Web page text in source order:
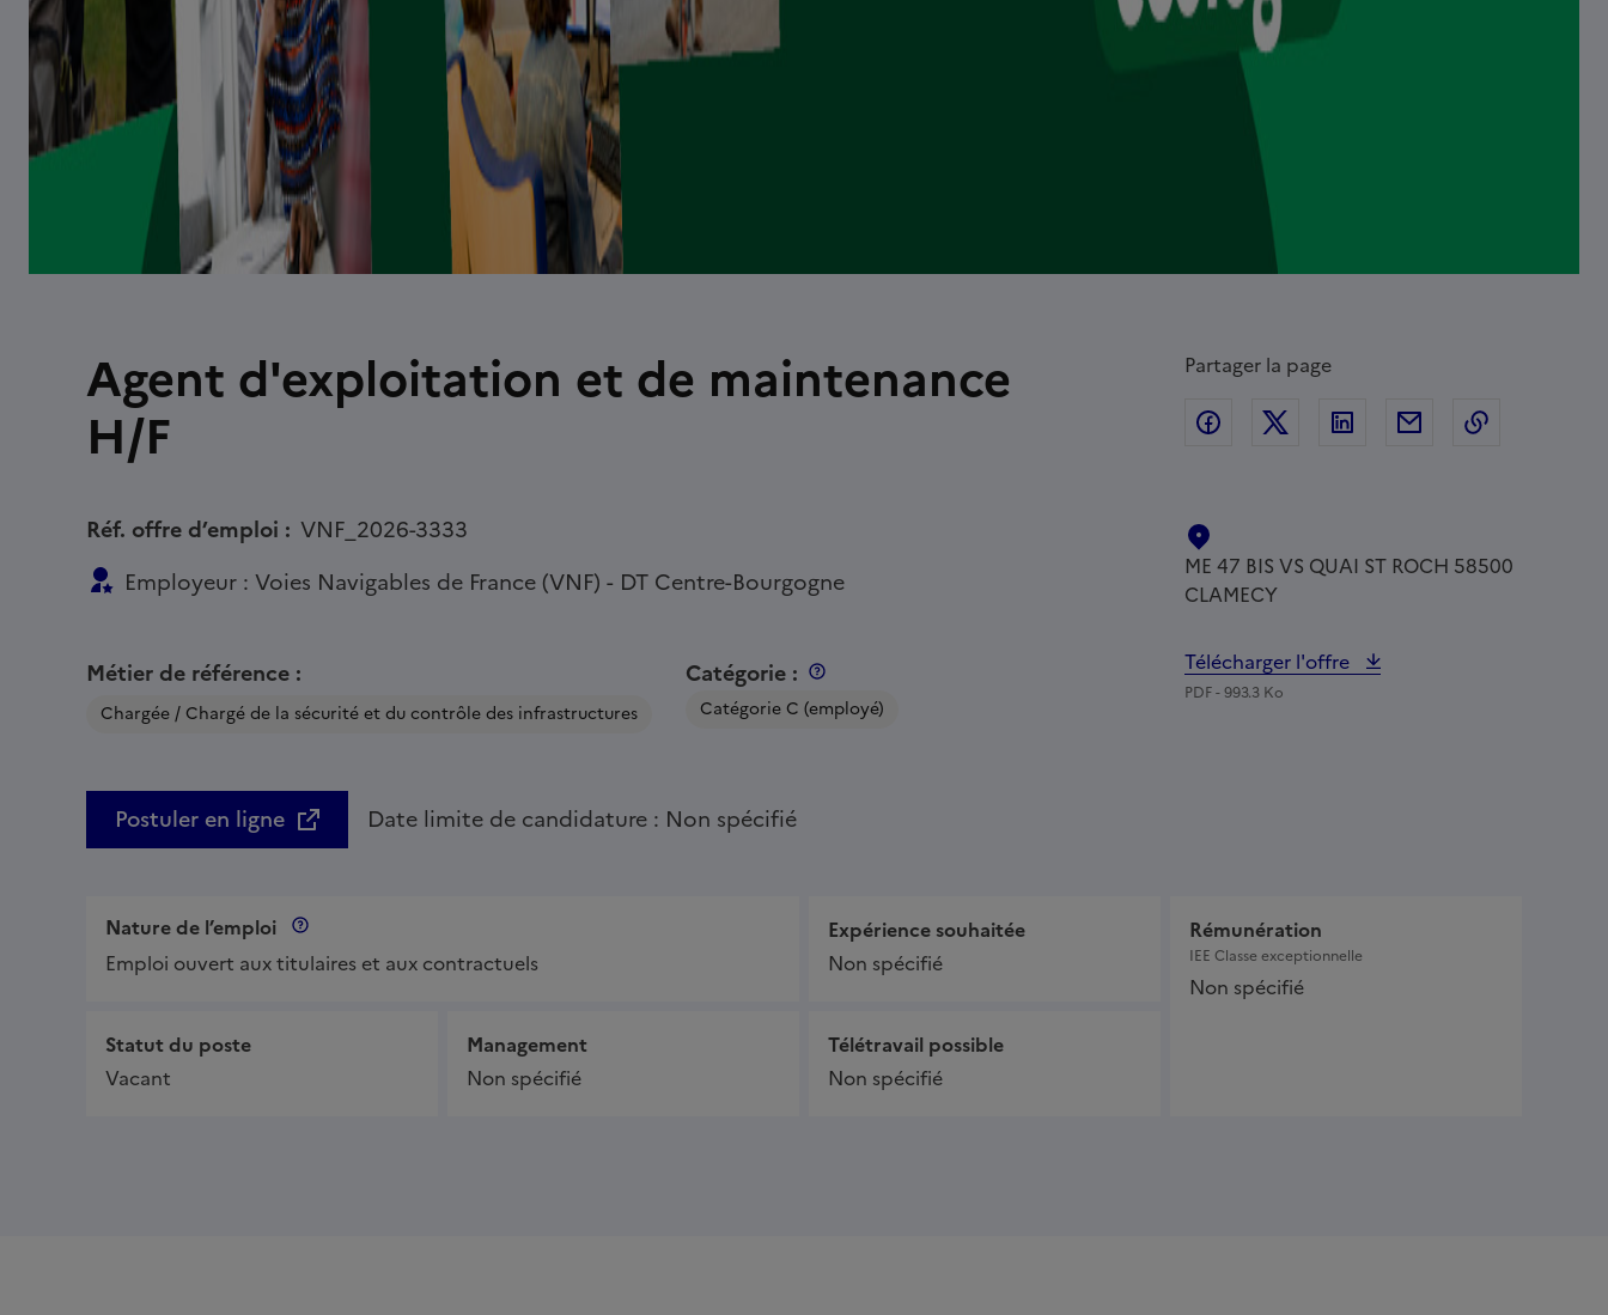
Agent d'exploitation et de maintenance
H/F
Réf. offre d’emploi : VNF_2026-3333
Employeur : Voies Navigables de France (VNF) - DT Centre-Bourgogne
Métier de référence :
Chargée / Chargé de la sécurité et du contrôle des infrastructures
Catégorie :
Catégorie C (employé)
Partager la page
Partager sur Facebook
Partager sur Twitter
Partager sur Linkedin
Partager par Email
LOCALISATION :
ME 47 BIS VS QUAI ST ROCH 58500
CLAMECY
Télécharger l'offre
PDF - 993.3 Ko
Postuler en ligne Date limite de candidature : Non spécifié
Nature de l’emploi
Emploi ouvert aux titulaires et aux contractuels
Statut du poste
Vacant
Management
Non spécifié
Expérience souhaitée
Non spécifié
Télétravail possible
Non spécifié
Rémunération
IEE Classe exceptionnelle
Non spécifié